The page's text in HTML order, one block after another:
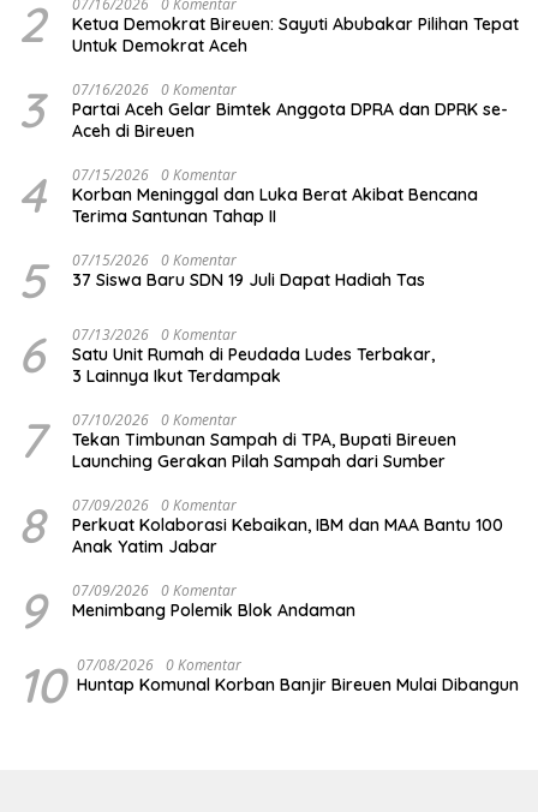
2
Ketua Demokrat Bireuen: Sayuti Abubakar Pilihan Tepat
Untuk Demokrat Aceh
3 07/16/2026 0 Komentar
Partai Aceh Gelar Bimtek Anggota DPRA dan DPRK se-
Aceh di Bireuen
4 07/15/2026 0 Komentar
Korban Meninggal dan Luka Berat Akibat Bencana
Terima Santunan Tahap II
5 07/15/2026 0 Komentar
37 Siswa Baru SDN 19 Juli Dapat Hadiah Tas
6 07/13/2026 0 Komentar
Satu Unit Rumah di Peudada Ludes Terbakar,
3 Lainnya Ikut Terdampak
7 07/10/2026 0 Komentar
Tekan Timbunan Sampah di TPA, Bupati Bireuen
Launching Gerakan Pilah Sampah dari Sumber
8 07/09/2026 0 Komentar
Perkuat Kolaborasi Kebaikan, IBM dan MAA Bantu 100
Anak Yatim Jabar
9 07/09/2026 0 Komentar
Menimbang Polemik Blok Andaman
10 07/08/2026 0 Komentar
Huntap Komunal Korban Banjir Bireuen Mulai Dibangun